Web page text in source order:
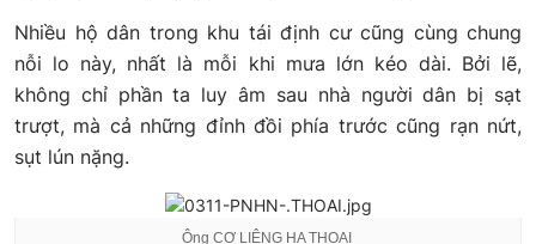
Nhiều hộ dân trong khu tái định cư cũng cùng chung
nỗi lo này, nhất là mỗi khi mưa lớn kéo dài. Bởi lẽ,
không chỉ phần ta luy âm sau nhà người dân bị sạt
trượt, mà cả những đỉnh đồi phía trước cũng rạn nứt,
sụt lún nặng.
Ông CƠ LIÊNG HA THOẠI